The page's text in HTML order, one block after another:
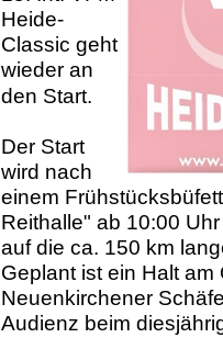
Heide-
Classic geht
wieder an
den Start.
Der Start
wird nach
einem
Reithalle" ab 10:00
auf die ca. 150 km
Geplant ist ein Halt
Neuenkirchener
Audienz beim